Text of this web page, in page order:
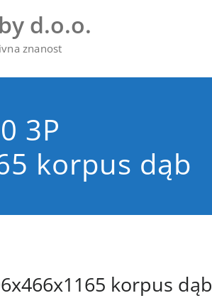
d.o.o.
znanost
3P
korpus dąb
korpus dąb